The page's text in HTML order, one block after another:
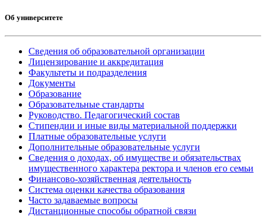
Об университете
Сведения об образовательной организации
Лицензирование и аккредитация
Факультеты и подразделения
Документы
Образование
Образовательные стандарты
Руководство. Педагогический состав
Стипендии и иные виды материальной поддержки
Платные образовательные услуги
Дополнительные образовательные услуги
Сведения о доходах, об имуществе и обязательствах
имущественного характера ректора и членов его семьи
Финансово-хозяйственная деятельность
Система оценки качества образования
Часто задаваемые вопросы
Дистанционные способы обратной связи